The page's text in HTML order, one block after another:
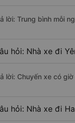
lời: Trung bình mỗi
hỏi: Nhà xe đi
lời: Chuyến xe có
hỏi: Nhà xe đi